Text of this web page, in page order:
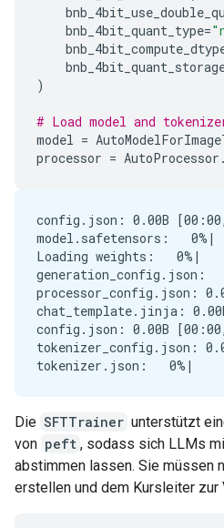
bnb_4bit_quant_type=
)
# Load model and
model =
processor = AutoProcessor .
config.json: 0.00B
model.safetensors:
Loading weights:
processor_config.json:
chat_template.jinja:
config.json: 0.00B
tokenizer_config.json:
Die SFTTrainer unterstützt
von peft , sodass sich LLMs
abstimmen lassen. Sie müssen
erstellen und dem Kursleiter zur